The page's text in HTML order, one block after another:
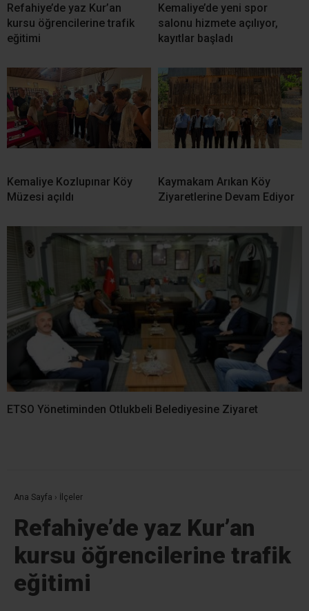
Refahiye’de yaz Kur’an
kursu öğrencilerine trafik
eğitimi
Kemaliye’de yeni spor
salonu hizmete açılıyor,
kayıtlar başladı
Kemaliye Kozlupınar Köy
Müzesi açıldı
Kaymakam Arıkan Köy
Ziyaretlerine Devam Ediyor
ETSO Yönetiminden Otlukbeli Belediyesine Ziyaret
Ana Sayfa › İlçeler
Refahiye’de yaz Kur’an
kursu öğrencilerine trafik
eğitimi